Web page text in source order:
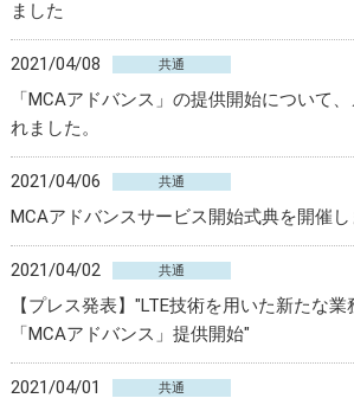
ました
2021/04/08 共通
「MCAアドバンス」の提供開始について
れました。
2021/04/06 共通
MCAアドバンスサービス開始式典を開催し
2021/04/02 共通
【プレス発表】"LTE技術を用いた新たな
「MCAアドバンス」提供開始"
2021/04/01 共通